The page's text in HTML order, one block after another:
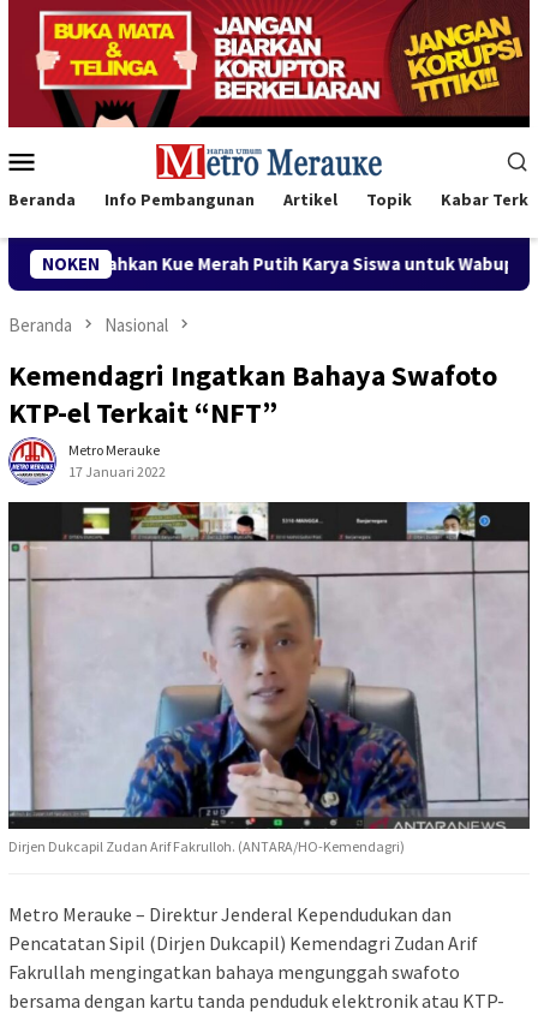
Loncat
konten
Mobile
Beranda Info Pembangunan Artikel Topik Kabar
NOKEN
Putih Karya Siswa untuk Wabup Fauzun Nihayah
Beranda Nasional
Kemendagri Ingatkan Bahaya Swafoto
KTP-el Terkait “NFT”
Metro Merauke
17 Januari 2022
Dirjen Dukcapil Zudan Arif Fakrulloh. (ANTARA/HO-Kemendagri)
Metro Merauke – Direktur Jenderal Kependudukan dan
Pencatatan Sipil (Dirjen Dukcapil) Kemendagri Zudan Arif
Fakrullah mengingatkan bahaya mengunggah swafoto
bersama dengan kartu tanda penduduk elektronik atau KTP-